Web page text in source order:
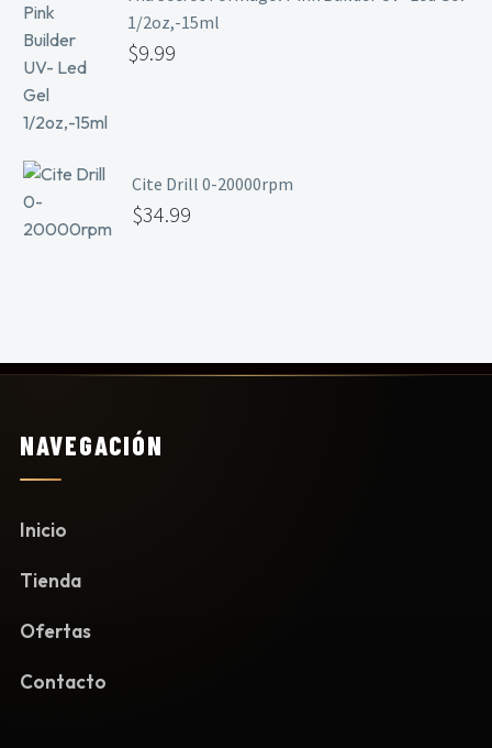
1/2oz,-15ml
$9.99
Cite Drill 0-20000rpm
$34.99
NAVEGACIÓN
Inicio
Tienda
Ofertas
Contacto